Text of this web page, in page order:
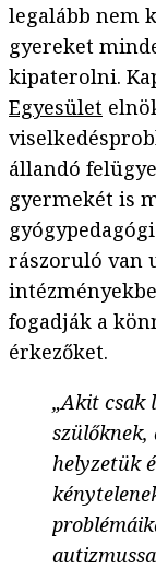
legalább nem
gyereket
kipaterolni.
Egyesület
állandó
gyermekét is
rászoruló van
fogadják a
érkezőket.
„Akit csak
helyzetük